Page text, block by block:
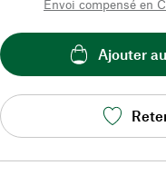
Envoi compensé en
Ajouter